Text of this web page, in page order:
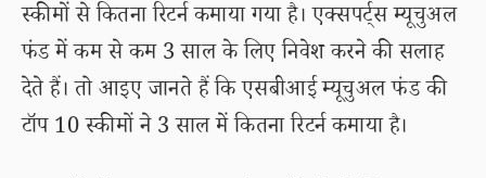
स्कीमों से कितना रिटर्न कमाया गया है। एक्सपर्ट्स म्यूचुअल
फंड में कम से कम 3 साल के लिए निवेश करने की सलाह
देते हैं। तो आइए जानते हैं कि एसबीआई म्यूचुअल फंड की
टॉप 10 स्कीमों ने 3 साल में कितना रिटर्न कमाया है।